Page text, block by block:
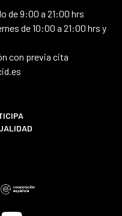
de 9:00 a 21:00 hrs
de 10:00 a 21:00 hrs y
con previa cita